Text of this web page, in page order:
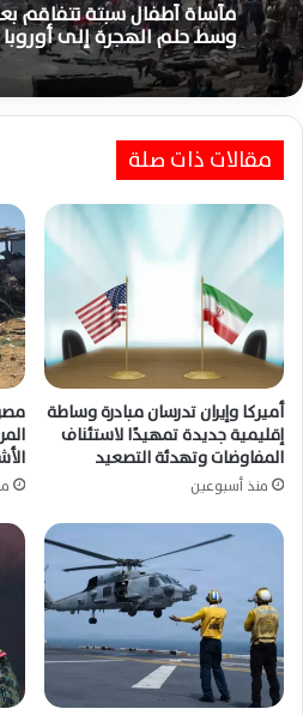
مأساة أطفال سبتة تتفاقم
وسط حلم الهجرة إلى أوروبا
منذ 3 أيام
ترامب يطلق جولة مفاوضات
أميركي يؤكد الجاهزية
إيران
مقالات ذات صلة
أميركا وإيران تدرسان مبادرة وساطة
إقليمية جديدة تمهيدًا لاستئناف
المفاوضات وتهدئة التصعيد
منذ أسبوعين